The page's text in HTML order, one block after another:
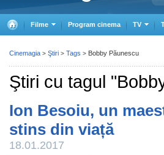
Filme Program cinema TV
Ştiri cu tagul
Ion Besoiu, un
stins din viață
18.01.2017
Cinemagia > Ştiri > Tags > Bobby Păunescu